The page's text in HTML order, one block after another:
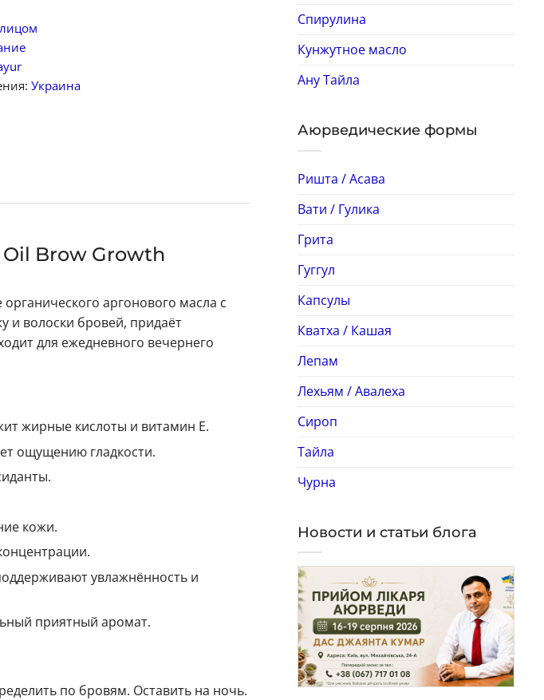
Спирулина
Кунжутное масло
Ану Тайла
Аюрведические формы
Ришта / Асава
Вати / Гулика
Грита
Гуггул
Капсулы
Кватха / Кашая
Лепам
Лехьям / Авалеха
Сироп
Тайла
Чурна
Новости и статьи блога
Украина
Brow Growth
аргонового масла с
и волоски бровей, придаёт
для ежедневного вечернего
жирные кислоты и витамин Е.
ощущению гладкости.
кожи.
увлажнённость и
приятный аромат.
по бровям. Оставить на ночь.